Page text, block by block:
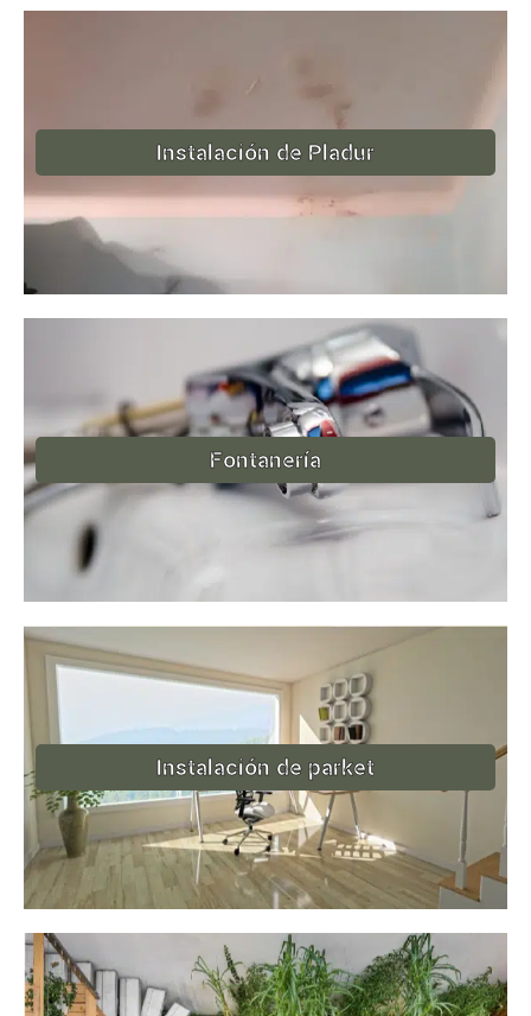
Instalación de Pladur
Fontanería
Instalación de parket